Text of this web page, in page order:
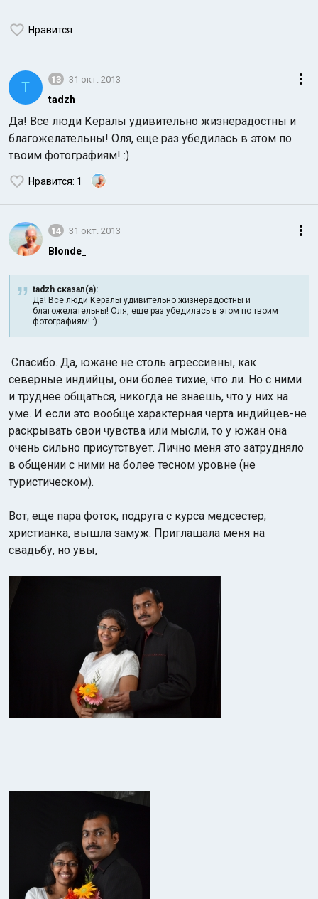
Нравится
T 13 31 окт. 2013
tadzh
Да! Все люди Кералы удивительно жизнерадостны и
благожелательны! Оля, еще раз убедилась в этом по
твоим фотографиям! :)
Нравится: 1
14 31 окт. 2013
Blonde_
tadzh сказал(а):
Да! Все люди Кералы удивительно жизнерадостны и
благожелательны! Оля, еще раз убедилась в этом по твоим
фотографиям! :)
Спасибо. Да, южане не столь агрессивны, как
северные индийцы, они более тихие, что ли. Но с ними
и труднее общаться, никогда не знаешь, что у них на
уме. И если это вообще характерная черта индийцев-не
раскрывать свои чувства или мысли, то у южан она
очень сильно присутствует. Лично меня это затрудняло
в общении с ними на более тесном уровне (не
туристическом).
Вот, еще пара фоток, подруга с курса медсестер,
христианка, вышла замуж. Приглашала меня на
свадьбу, но увы,